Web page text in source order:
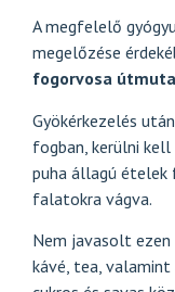
A megfelelő
megelőzése
fogorvosa
Gyökérkezelés
fogban, kerülni
puha állagú ételek
falatokra vágva.
Nem javasolt
kávé, tea,